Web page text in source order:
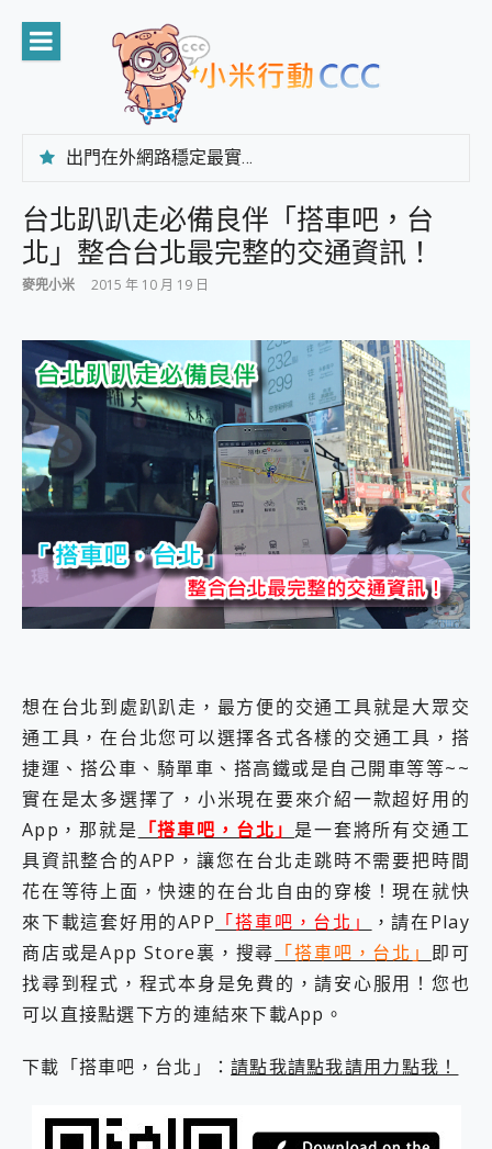
content
出門在外網路穩定最實在 「台灣大哥大」榮獲 4G/5G 在線率全球 NO.3 全台第一與全台六冠王實測心得，走到哪順到哪！
CP 值天花板~ Bongcom BS5 足球君開箱~ 短焦投影機 3千元就能擁有！ 折扣碼在這～
專為 PC上的 XBOX和掌機設計的 FireCuda X1070 SSD 固態硬碟開箱 評測
台灣製攝影機在這裡，100%全無線設計 SpotCam Solo Eco 太陽能防水雲端攝影機 SpotCam Solo 3 2.5K高畫質戶外攝影機 開箱 評測
超驚艷 讓人一眼就愛上 LENOVO 聯想 Yoga Book 9 14吋 AI輕薄筆電 開箱 評測
美到讓人超想擁有 moto pad 60 系列 與 Moto | Swarovski razr 60 冰藍限定版本 開箱 評測
好用的 EaseUS Partition Master 讓您輕鬆的移除與格式化有防寫保護的隨身碟或SD卡
一鍵修復模糊影片、舊照的 AI 好幫手! VideoProc Converter AI 新版全解析 × 年末優惠，一篇全看懂
小朋友才做選擇 投影機 RGB藍牙音響 氛圍情境燈 我通通都要！ Starfish 2 幻彩膠囊投影機｜結合「 智慧投影 & 煥彩流動 」的沈浸式生活新體驗
開箱~變身「蜘蛛人」椅子軍師！MSI MPG 491CQP QD-OLED 超寬曲面電競螢幕，多工辦公、爽度滿滿的終極桌面體驗
iPhone 17 系列 有認證的防護來囉！ imos 首家導入 UL MCV 行銷宣告驗證的手機配件品牌
小巧好吸不擋鏡頭 有Qi2認證的 ONPRO MagReact MXs2 5000mAh薄型磁吸無線急速行動電源 開箱 評測
會走動的冷暖氣 SONY REON POCKET PRO 穿戴式智慧冷暖調溫裝置 開箱 評測
COMPUTEX 2025 來囉！AGI亞奇雷 AI・Gaming・創作儲存方案登場，趕快來AGI亞奇雷挑戰任務抽 PS5！
自帶線的 有線無線都能充 ONPRO MagReact M5 10000mAh 5合1 磁吸無線急速行動電源 開箱 評測
飛利浦 JS7310 ⚡【電急便｜行動儲能救車電源】 可靠的旅行夥伴！帶給您優異的安全性與強大供電效能
您的專屬AI 助手 Yoga Slim 7 Aura Edition 觸控AI筆電 開箱 評測
realme 14 Pro 超硬軍規、冰感變色實測，realme 14 5G 遊戲戰鬥值爆表，效能x娛樂全都要！
iPhone、Apple Watch、AirPods耳機 三個設備充電一起搞定 ONPRO MagReact™ M3 3 in 1可攜摺疊無線充電器 開箱 評測
動靜皆宜「HUAWEI FreeArc」開放式耳掛耳機，無感配戴! 超穩超服貼，音質、通話也很優質
好玩好拍 vivo V50 ~ 口袋裡的 Zeiss 潮流攝影棚!
25種洗烘模式一機搞定! Roborock 衣莉莎白 H1 Neo分子篩洗脫烘 AI 滾筒洗衣機
給 MSI Claw 系列電競掌機 最完美的家 MSI Nest Docking Station 掌機專屬擴充底座 開箱 評測
B&O 精品級音響! Home+ 中嘉寬頻 SoundBox 劇院串流盒 開箱 評測
2億 APO蔡司長焦神機降臨~ vivo X200 Pro、vivo X200 就是這麼好拍
EaseUS Vocal Remover 免費線上去聲器一鍵去除人聲 人聲 音樂分離 2024 消除人聲推薦
Locawhere AnyTo 寶可夢飛人 AnyTo 不出門也可以飛遍全世界
台北趴趴走必備良伴「搭車吧，台
北」整合台北最完整的交通資訊！
麥兜小米 2015 年 10 月 19 日
想在台北到處趴趴走，最方便的交通工具就是大眾交
通工具，在台北您可以選擇各式各樣的交通工具，搭
捷運、搭公車、騎單車、搭高鐵或是自己開車等等~~
實在是太多選擇了，小米現在要來介紹一款超好用的
App，那就是 「搭車吧，台北」 是一套將所有交通工
具資訊整合的APP，讓您在台北走跳時不需要把時間
花在等待上面，快速的在台北自由的穿梭！現在就快
來下載這套好用的APP 「搭車吧，台北」
，請在Play
商店或是App Store裏，搜尋 「搭車吧，台北」 即可
找尋到程式，程式本身是免費的，請安心服用！您也
可以直接點選下方的連結來下載App。
下載「搭車吧，台北」：請點我請點我請用力點我！